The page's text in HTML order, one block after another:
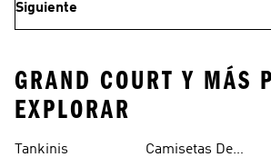
Siguiente
GRAND COURT Y MÁS
EXPLORAR
Tankinis
Camisetas De